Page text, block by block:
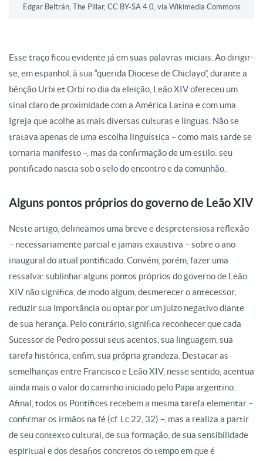
⁠Edgar Beltrán, The Pillar, CC BY-SA 4.0, via Wikimedia Commons
Esse traço ficou evidente já em suas palavras iniciais. Ao dirigir-
se, em espanhol, à sua “querida Diocese de Chiclayo”, durante a
bênção Urbi et Orbi no dia da eleição, Leão XIV ofereceu um
sinal claro de proximidade com a América Latina e com uma
Igreja que acolhe as mais diversas culturas e línguas. Não se
tratava apenas de uma escolha linguística – como mais tarde se
tornaria manifesto –, mas da confirmação de um estilo: seu
pontificado nascia sob o selo do encontro e da comunhão.
Alguns pontos próprios do governo de Leão XIV
Neste artigo, delineamos uma breve e despretensiosa reflexão
– necessariamente parcial e jamais exaustiva – sobre o ano
inaugural do atual pontificado. Convém, porém, fazer uma
ressalva: sublinhar alguns pontos próprios do governo de Leão
XIV não significa, de modo algum, desmerecer o antecessor,
reduzir sua importância ou optar por um juízo negativo diante
de sua herança. Pelo contrário, significa reconhecer que cada
Sucessor de Pedro possui seus acentos, sua linguagem, sua
tarefa histórica, enfim, sua própria grandeza. Destacar as
semelhanças entre Francisco e Leão XIV, nesse sentido, acentua
ainda mais o valor do caminho iniciado pelo Papa argentino.
Afinal, todos os Pontífices recebem a mesma tarefa elementar –
confirmar os irmãos na fé (cf. Lc 22, 32) –, mas a realiza a partir
de seu contexto cultural, de sua formação, de sua sensibilidade
espiritual e dos desafios concretos do tempo em que é